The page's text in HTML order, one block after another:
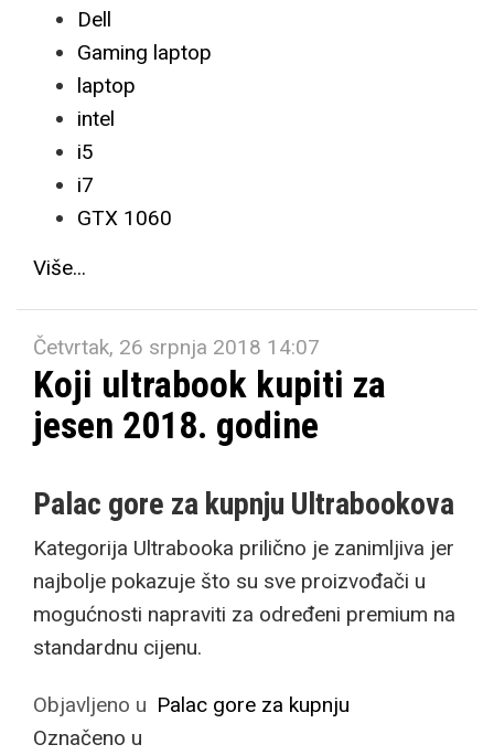
Dell
Gaming laptop
laptop
intel
i5
i7
GTX 1060
Više...
Četvrtak, 26 srpnja 2018 14:07
Koji ultrabook kupiti za
jesen 2018. godine
Palac gore za kupnju Ultrabookova
Kategorija Ultrabooka prilično je zanimljiva jer
najbolje pokazuje što su sve proizvođači u
mogućnosti napraviti za određeni premium na
standardnu cijenu.
Objavljeno u Palac gore za kupnju
Označeno u